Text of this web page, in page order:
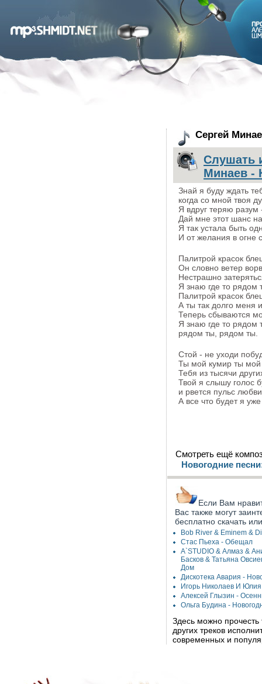
Сергей
Слушать
Минаев -
Знай я буду ждать
когда со мной твоя
Я вдруг теряю разум
Дай мне этот шанс
Я так устала быть
И от желания в огне
Палитрой красок
Он словно ветер
Нестрашно
Я знаю где то рядом
Палитрой красок
А ты так долго меня
Теперь сбываются
Я знаю где то рядом
рядом ты, рядом ты.
Стой - не уходи
Ты мой кумир ты мой
Тебя из тысячи
Твой я слышу голос
и рвется пульс
А все что будет я
Смотреть ещё
Новогодние
Если Вам
Вас также могут
бесплатно скачать
Bob River & Eminem &
Стас Пьеха - Обещал
A`STUDIO & Алмаз &
Басков & Татьяна
Дом
Дискотека Авария -
Игорь Николаев И
Алексей Глызин -
Ольга Будина -
Здесь можно прочесть
других треков
современных и